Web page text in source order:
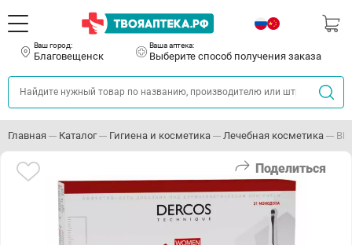
Ваш город:
Благовещенск
Ваша аптека:
Выберите способ получения заказа
Главная Каталог Гигиена и косметика Лечебная косметика
Поделиться